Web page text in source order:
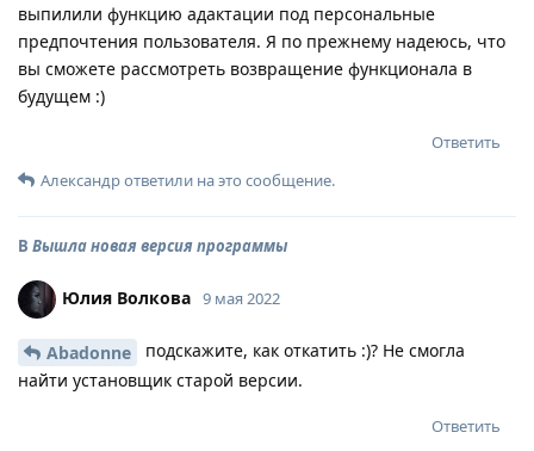
выпилили функцию адактации под персональные
предпочтения пользователя. Я по прежнему надеюсь, что
вы сможете рассмотреть возвращение функционала в
будущем :)
Ответить
Александрответили на это сообщение.
В Вышла новая версия программы
Юлия Волкова 9 мая 2022
Abadonne
подскажите, как откатить :)? Не смогла
найти установщик старой версии.
Ответить